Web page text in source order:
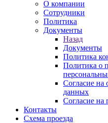
О компании
Сотрудники
Политика
Документы
Назад
Документы
Политика
Политика о
Согласие на
данных
Согласие на
Контакты
Схема проезда